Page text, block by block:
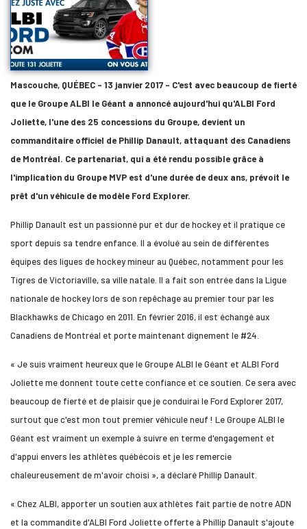
Mascouche, QUÉBEC - 13 janvier 2017 - C'est avec beaucoup de fierté
que le Groupe ALBI le Géant a annoncé aujourd'hui qu'ALBI Ford
Joliette, l'une des 25 concessions du Groupe, devient un
commanditaire officiel de Phillip Danault, attaquant des Canadiens
de Montréal. Ce partenariat, qui a été rendu possible grâce à
l'implication du Groupe MVP est d'une durée de deux ans, prévoit le
prêt d'un véhicule de modèle Ford Explorer.
Phillip Danault est un passionné pur et dur de hockey et il pratique ce
sport depuis sa tendre enfance. Il a évolué au sein de différentes
équipes des ligues de hockey mineur au Québec, notamment pour les
Tigres de Victoriaville, sa ville natale. Il a fait son entrée dans la Ligue
nationale de hockey lors de son repêchage au premier tour par les
Blackhawks de Chicago en 2011. En février 2016, il est échangé aux
Canadiens de Montréal et porte maintenant dignement le #24.
« Je suis vraiment heureux que le Groupe ALBI le Géant et ALBI Ford
Joliette me donnent toute cette confiance et ce soutien. Ce sera avec
beaucoup de fierté et de plaisir que je conduirai le Ford Explorer 2017,
surtout que c'est mon tout premier véhicule neuf ! Le Groupe ALBI le
Géant est vraiment un exemple à suivre en terme d'engagement et
d'appui envers les athlètes québécois et je les remercie
chaleureusement de m'avoir choisi », a déclaré Phillip Danault.
« Chez ALBI, apporter un soutien aux athlètes fait partie de notre ADN
et la commandite d'ALBI Ford Joliette offerte à Phillip Danault s'ajoute